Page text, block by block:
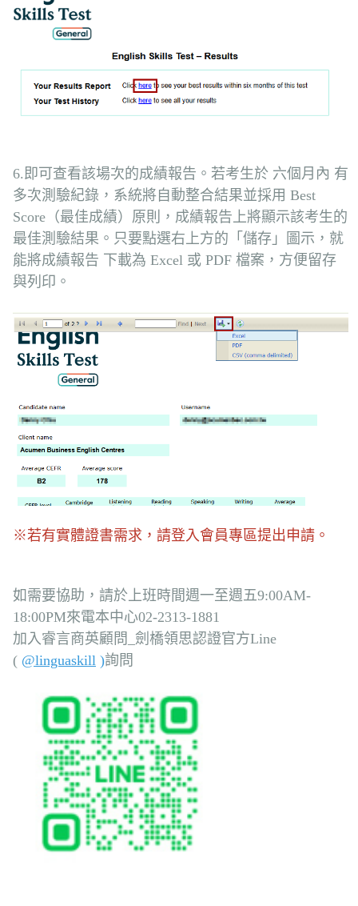
6.即可查看該場次的成績報告。若考生於 六個月內 有
多次測驗紀錄，系統將自動整合結果並採用 Best
Score（最佳成績）原則，成績報告上將顯示該考生的
最佳測驗結果。只要點選右上方的「儲存」圖示，就
能將成績報告 下載為 Excel 或 PDF 檔案，方便留存
與列印。
※若有實體證書需求，請登入會員專區提出申請。
如需要協助，請於上班時間週一至週五9:00AM-
18:00PM來電本中心02-2313-1881
加入睿言商英顧問_劍橋領思認證官方Line
( @linguaskill )詢問